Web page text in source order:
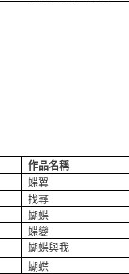
26
25
作品名稱
蝶翼
找尋
蝴蝶
蝶變
蝴蝶與我
蝴蝶